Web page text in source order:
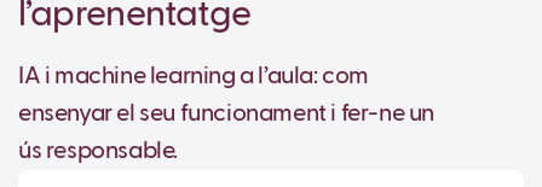
l’aprenentatge
IA i machine learning a l’aula: com
ensenyar el seu funcionament i fer-ne un
ús responsable.